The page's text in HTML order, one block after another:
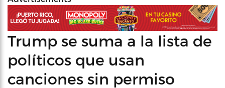
Trump se suma a la lista de
políticos que usan
canciones sin permiso